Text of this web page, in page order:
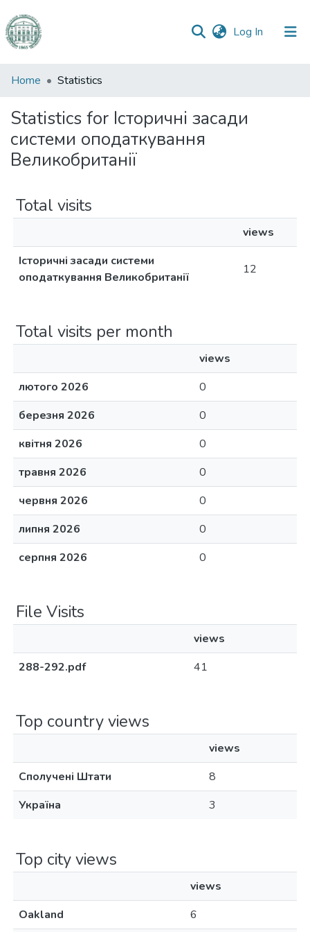
Log In (current)
Communities
Collections
All of DSpace
Home Statistics
Statistics for Історичні засади
системи оподаткування
Великобританії
Total visits
views
Історичні засади системи
оподаткування Великобританії
12
Total visits per month
views
лютого 2026
0
березня 2026
0
квітня 2026
0
травня 2026
0
червня 2026
0
липня 2026
0
серпня 2026
0
File Visits
views
288-292.pdf
41
Top country views
views
Сполучені Штати
8
Україна
3
Top city views
views
Oakland
6